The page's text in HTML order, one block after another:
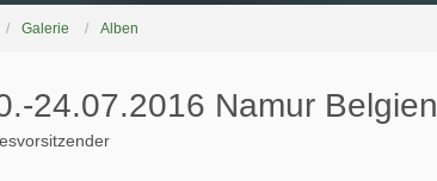
Galerie Alben
24.07.2016 Namur Belgien